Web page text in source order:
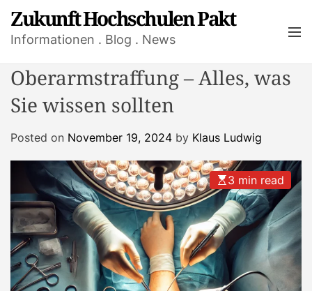
p
Zukunft Hochschulen Pakt
Informationen . Blog . News
M
Oberarmstraffung – Alles, was
Sie wissen sollten
Posted on November 19, 2024 by Klaus Ludwig
3 min read